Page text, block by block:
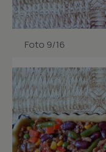
Foto 9/16